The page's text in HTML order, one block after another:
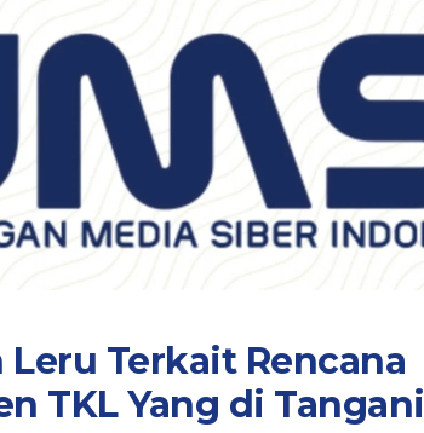
Terkait Rencana
TKL Yang di Tangani